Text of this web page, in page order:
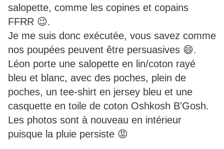
salopette, comme les copines et copains
FFRR 😉.
Je me suis donc exécutée, vous savez comme
nos poupées peuvent être persuasives 😄.
Léon porte une salopette en lin/coton rayé
bleu et blanc, avec des poches, plein de
poches, un tee-shirt en jersey bleu et une
casquette en toile de coton Oshkosh B'Gosh.
Les photos sont à nouveau en intérieur
puisque la pluie persiste 😡